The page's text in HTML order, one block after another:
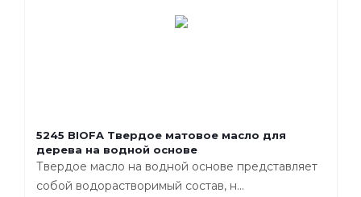
5245 BIOFA Твердое матовое масло для
дерева на водной основе
Твердое масло на водной основе представляет
собой водорастворимый состав, н...